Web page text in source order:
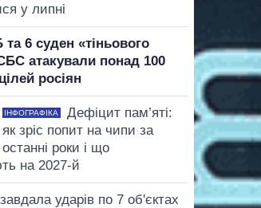
у липні
6 суден «тіньового
атакували понад 100
росіян
ІНФОГРАФІКА
Дефіцит пам’яті:
як зріс попит на чипи за
останні роки і що
на 2027-й
ударів по 7 об'єктах